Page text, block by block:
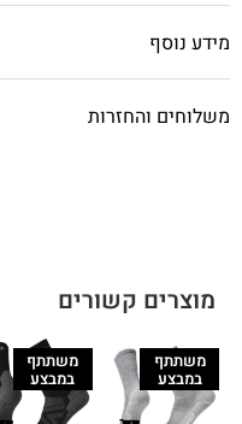
מידע נוסף
משלוחים והחזרות
מוצרים קשורים
משתתף
במבצע
משתתף
במבצע